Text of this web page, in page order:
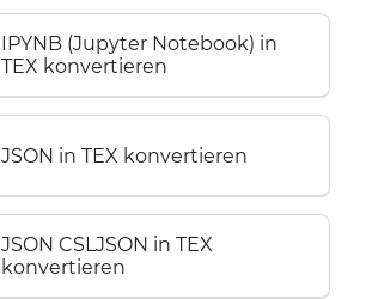
IPYNB (Jupyter Notebook) in
TEX konvertieren
JSON in TEX konvertieren
JSON CSLJSON in TEX
konvertieren